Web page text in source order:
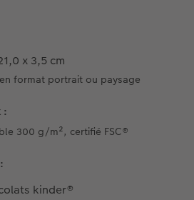
x 3,5 cm
format portrait ou paysage
:
300 g/m², certifié FSC®
kinder®